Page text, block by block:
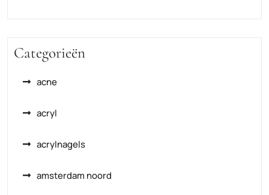
Categorieën
acne
acryl
acrylnagels
amsterdam noord